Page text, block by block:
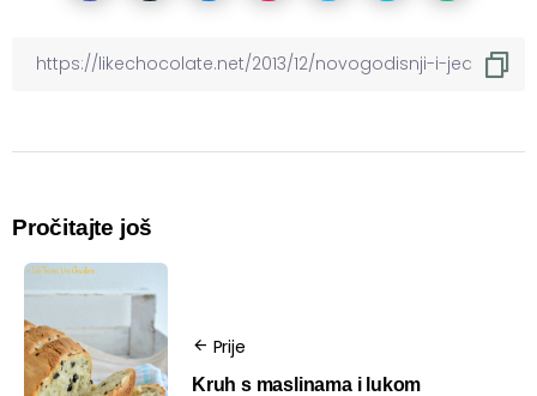
Pročitajte još
Prije
Kruh s maslinama i lukom